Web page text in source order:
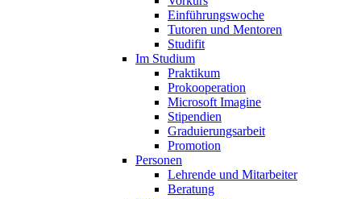
Einführungswoche
Tutoren und Mentoren
Studifit
Im Studium
Praktikum
Prokooperation
Microsoft Imagine
Stipendien
Graduierungsarbeit
Promotion
Personen
Lehrende und Mitarbeiter
Beratung